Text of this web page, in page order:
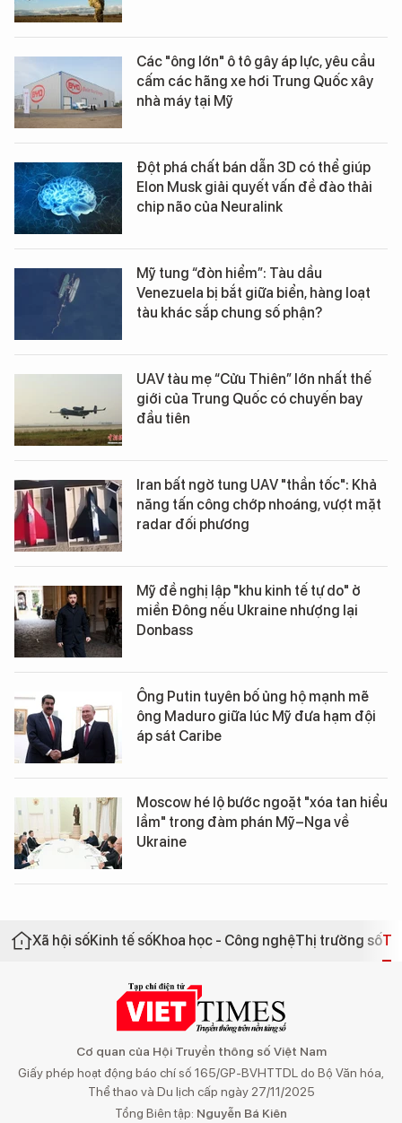
Các "ông lớn" ô tô gây áp lực, yêu cầu
cấm các hãng xe hơi Trung Quốc xây
nhà máy tại Mỹ
Đột phá chất bán dẫn 3D có thể giúp
Elon Musk giải quyết vấn đề đào thải
chip não của Neuralink
Mỹ tung “đòn hiểm”: Tàu dầu
Venezuela bị bắt giữa biển, hàng loạt
tàu khác sắp chung số phận?
UAV tàu mẹ “Cửu Thiên” lớn nhất thế
giới của Trung Quốc có chuyến bay
đầu tiên
Iran bất ngờ tung UAV "thần tốc": Khả
năng tấn công chớp nhoáng, vượt mặt
radar đối phương
Mỹ đề nghị lập "khu kinh tế tự do" ở
miền Đông nếu Ukraine nhượng lại
Donbass
Ông Putin tuyên bố ủng hộ mạnh mẽ
ông Maduro giữa lúc Mỹ đưa hạm đội
áp sát Caribe
Moscow hé lộ bước ngoặt "xóa tan hiểu
lầm" trong đàm phán Mỹ–Nga về
Ukraine
Xã hội sốKinh tế sốKhoa học - Công nghệThị trường số
Cơ quan của Hội Truyền thông số Việt Nam
Giấy phép hoạt động báo chí số 165/GP-BVHTTDL do Bộ Văn hóa,
Thể thao và Du lịch cấp ngày 27/11/2025
Tổng Biên tập: Nguyễn Bá Kiên